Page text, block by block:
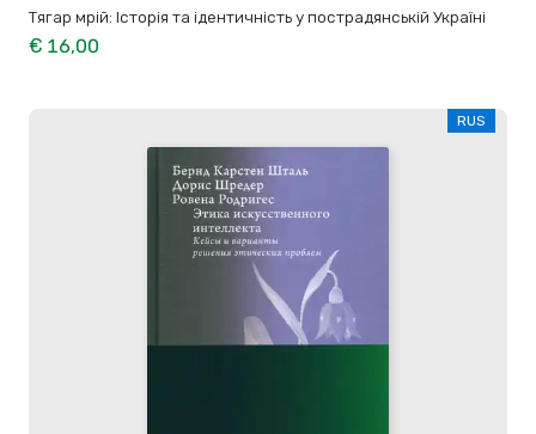
Тягар мрій: Історія та ідентичність у пострадянській Україні
€ 16,00
RUS